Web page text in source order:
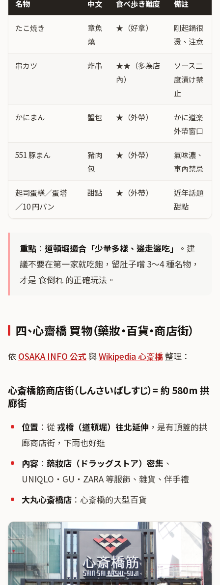
名物 中文 食べ歩き難度 備註
たこ焼き
章魚
燒
★（好拿）
剛起鍋很
燙、注意
串カツ 炸串
★★（多為店
內）
ソース二
度漬け禁
止
かにまん 蟹包 ★（外帶）
かに道楽
外帶窗口
551 豚まん
豬肉
包
★（外帶）
氣味濃、
車內禁忌
起司蛋糕／蛋塔
／10 円パン
甜點 ★（外帶）
近年話題
甜點
重點 ： 道頓堀適合「少量多樣、邊走邊吃」
。建
議不要在第一家就吃飽，留肚子嚐 3〜4 種名物，
才是 食倒れ 的正確玩法。
四、心齋橋 買物（藥妝・百貨・商店街）
依 OSAKA INFO 公式與Wikipedia 心斎橋整理：
心斎橋筋商店街（しんさいばしすじ）= 約 580m 拱
廊街
位置 ：從 戎橋（道頓堀）往北延伸 ，是有頂蓋的拱
廊商店街，下雨也好逛
內容 ： 藥妝店（ドラッグストア）密集 、
UNIQLO・GU・ZARA 等服飾、雜貨、伴手禮
大丸心斎橋店 ：心斎橋的大型百貨